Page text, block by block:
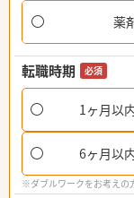
薬
転職時期 必須
1ヶ月以
6ヶ月以
※ダブルワークをお考えの